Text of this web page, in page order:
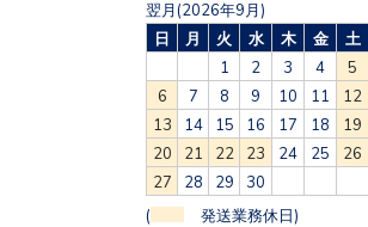
翌月(2026年9月)
日
月 火 水 木 金
土
1
2 3 4
5
6
7 8 9 10 11
12
13
14 15 16 17 18
19
20
21 22 23 24 25
26
27
28 29 30
( 発送業務休日)